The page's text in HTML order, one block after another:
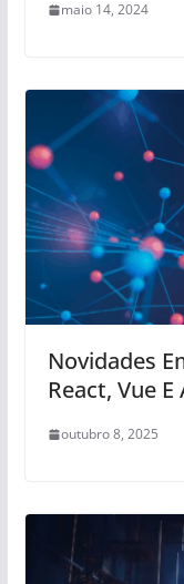
maio 14, 2024
Novidades
React, Vue
outubro 8, 2025